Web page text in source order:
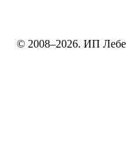
© 2008–2026. ИП